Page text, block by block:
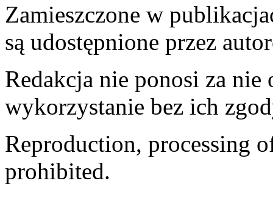
Zamieszczone w
są udostępnione przez
Redakcja nie ponosi za
wykorzystanie bez ich
Reproduction, processing
prohibited.